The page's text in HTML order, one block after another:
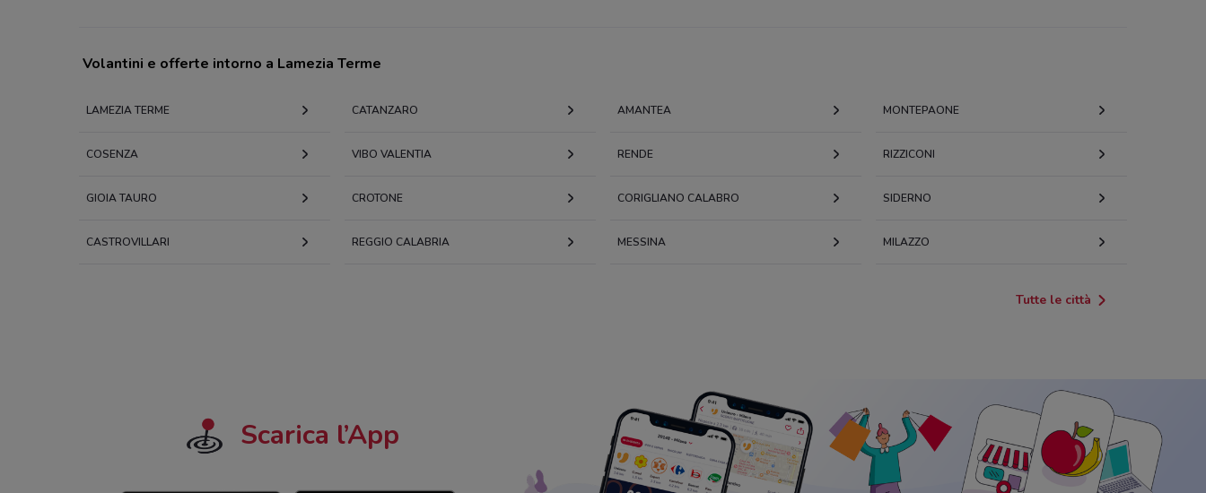
Volantini e offerte intorno a Lamezia Terme
LAMEZIA TERME CATANZARO AMANTEA MONTEPAONE
COSENZA VIBO VALENTIA RENDE RIZZICONI
GIOIA TAURO CROTONE CORIGLIANO CALABRO SIDERNO
CASTROVILLARI REGGIO CALABRIA MESSINA MILAZZO
Tutte le città
Scarica l’App